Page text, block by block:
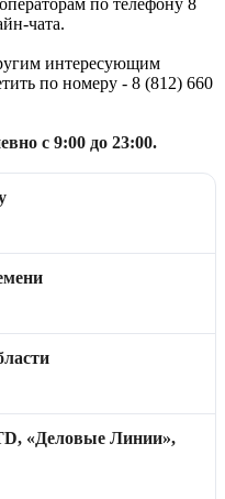
чата.
интересующим
по номеру - 8 (812) 660
с 9:00 до 23:00.
«Деловые Линии»,